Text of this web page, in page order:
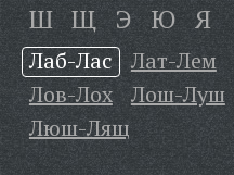
Ш Щ Э Ю Я
Лаб-Лас Лат-Лем
Лов-Лох
Лош-Луш
Люш-Лящ